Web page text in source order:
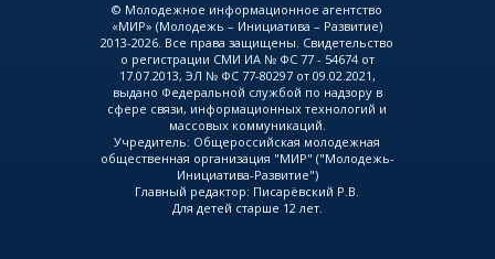
© Молодежное информационное агентство
«МИР» (Молодежь – Инициатива – Развитие)
2013-2026. Все права защищены. Свидетельство
о регистрации СМИ ИА № ФС 77 - 54674 от
17.07.2013, ЭЛ № ФС 77-80297 от 09.02.2021,
выдано Федеральной службой по надзору в
сфере связи, информационных технологий и
массовых коммуникаций.
Учредитель: Общероссийская молодежная
общественная организация "МИР" ("Молодежь-
Инициатива-Развитие")
Главный редактор: Писарёвский Р.В.
Для детей старше 12 лет.